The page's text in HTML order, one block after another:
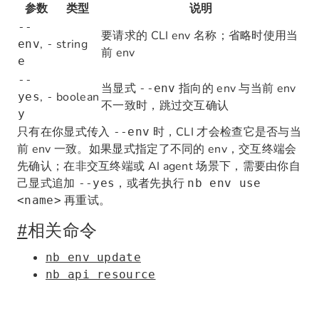
参数
类型 说明
--
env, -
e
string
要请求的 CLI env 名称；省略时使用当
前 env
--
yes, -
y
boolean
当显式 --env 指向的 env 与当前 env
不一致时，跳过交互确认
只有在你显式传入 --env 时，CLI 才会检查它是否与当
前 env 一致。如果显式指定了不同的 env，交互终端会
先确认；在非交互终端或 AI agent 场景下，需要由你自
己显式追加 --yes ，或者先执行 nb env use
<name> 再重试。
#相关命令
nb env update
nb api resource